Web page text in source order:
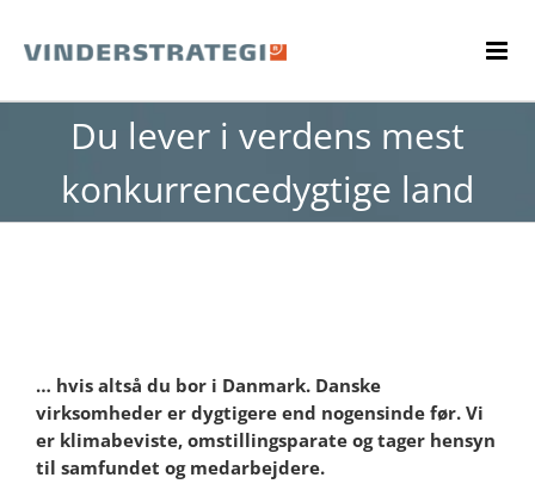
content
Du lever i verdens mest
konkurrencedygtige land
… hvis altså du bor i Danmark. Danske
virksomheder er dygtigere end nogensinde før. Vi
er klimabeviste, omstillingsparate og tager hensyn
til samfundet og medarbejdere.